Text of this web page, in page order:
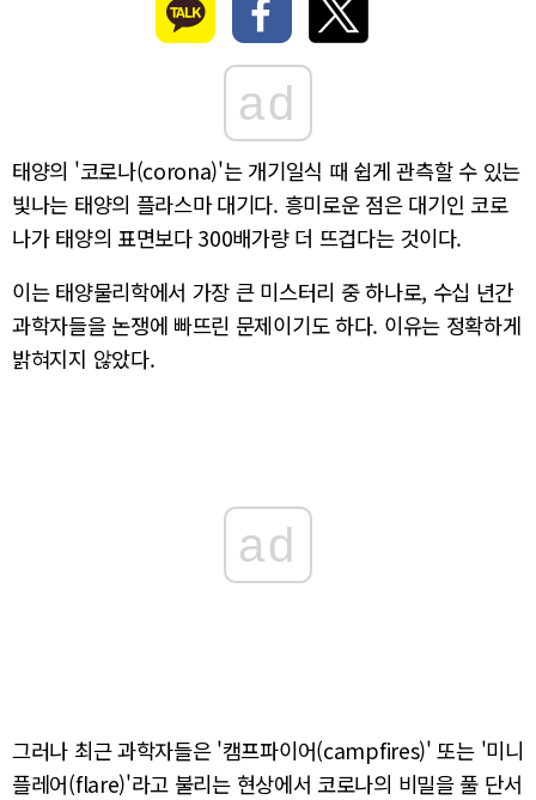
ad
태양의 '코로나(corona)'는 개기일식 때 쉽게 관측할 수 있는
빛나는 태양의 플라스마 대기다. 흥미로운 점은 대기인 코로
나가 태양의 표면보다 300배가량 더 뜨겁다는 것이다.
이는 태양물리학에서 가장 큰 미스터리 중 하나로, 수십 년간
과학자들을 논쟁에 빠뜨린 문제이기도 하다. 이유는 정확하게
밝혀지지 않았다.
ad
그러나 최근 과학자들은 '캠프파이어(campfires)' 또는 '미니
플레어(flare)'라고 불리는 현상에서 코로나의 비밀을 풀 단서